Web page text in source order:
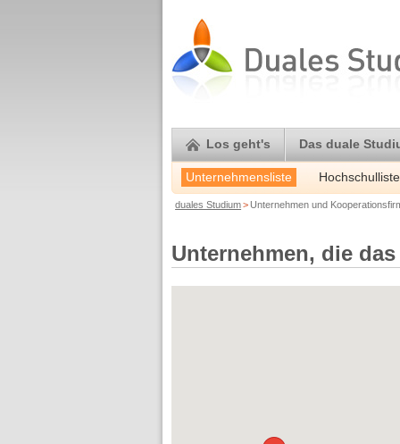
Los geht's Das duale
Unternehmensliste Hochschulliste
duales Studium> Unternehmen und
Unternehmen, die